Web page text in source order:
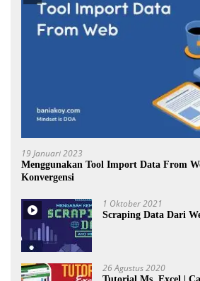
19 Januari 2023
Menggunakan Tool Import Data From
Konvergensi
1 Oktober 2021
Scraping Data Dari
26 Agustus 2020